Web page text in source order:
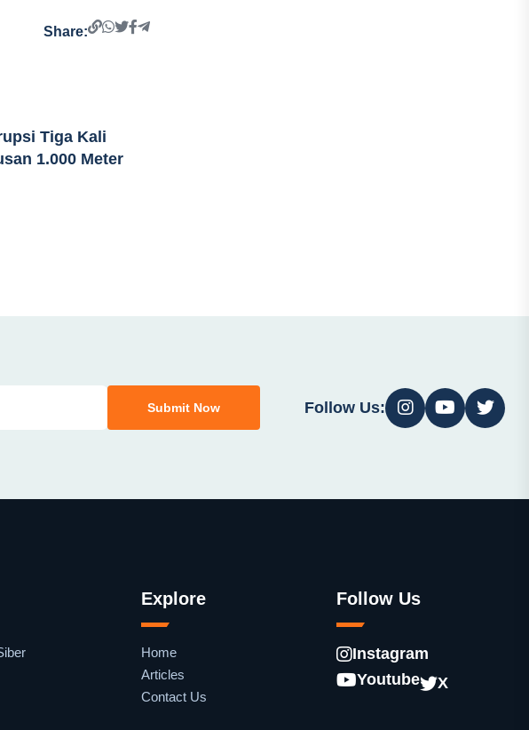
Share:
Tiga Kali
1.000 Meter
Submit Now Follow Us:
Explore
Home
Articles
Contact Us
Follow Us
Instagram
Youtube
X